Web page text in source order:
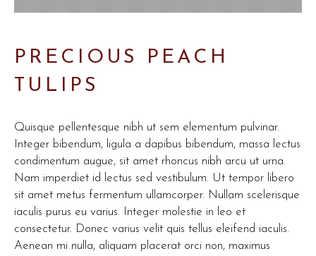
PRECIOUS PEACH
TULIPS
Quisque pellentesque nibh ut sem elementum pulvinar.
Integer bibendum, ligula a dapibus bibendum, massa lectus
condimentum augue, sit amet rhoncus nibh arcu ut urna.
Nam imperdiet id lectus sed vestibulum. Ut tempor libero
sit amet metus fermentum ullamcorper. Nullam scelerisque
iaculis purus eu varius. Integer molestie in leo et
consectetur. Donec varius velit quis tellus eleifend iaculis.
Aenean mi nulla, aliquam placerat orci non, maximus